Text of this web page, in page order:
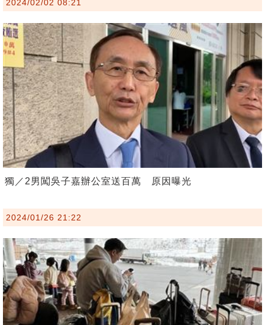
2024/02/02 08:21
獨／2男闖吳子嘉辦公室送百萬 原因曝光
2024/01/26 21:22